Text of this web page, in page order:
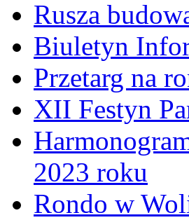
Rusza
Biuletyn
Przetarg na
XII Festyn
2023 roku
Rondo w